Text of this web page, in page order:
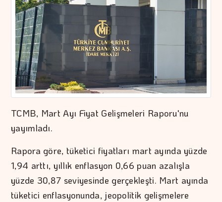
TCMB, Mart Ayı Fiyat Gelişmeleri Raporu'nu
yayımladı.
Rapora göre, tüketici fiyatları mart ayında yüzde
1,94 arttı, yıllık enflasyon 0,66 puan azalışla
yüzde 30,87 seviyesinde gerçekleşti. Mart ayında
tüketici enflasyonunda, jeopolitik gelişmelere